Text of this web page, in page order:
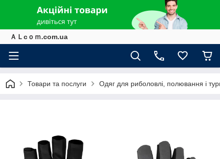
ＡＬcｏｍ.com.ua
Товари та послуги Одяг для риболовлі, полювання і